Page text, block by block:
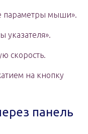
параметры мыши».
указателя».
скорость.
на кнопку
панель